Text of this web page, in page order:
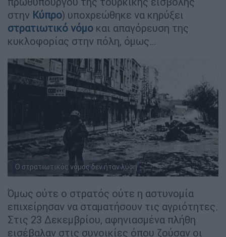
στην Κύπρο) υποχρεώθηκε να κηρύξει
στρατιωτικό νόμο και απαγόρευση της
κυκλοφορίας στην πόλη, όμως…
Ο στρατιωτικός νόμος δεν ήταν λύση
Όμως ούτε ο στρατός ούτε η αστυνομία
επιχείρησαν να σταματήσουν τις αγριότητες.
Στις 23 Δεκεμβρίου, αφηνιασμένα πλήθη
εισέβαλαν στις συνοικίες όπου ζούσαν οι